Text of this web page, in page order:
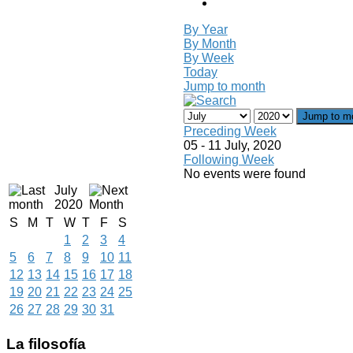
By Year
By Month
By Week
Today
Jump to month
Jump to
Preceding Week
05 - 11 July, 2020
Following Week
No events were found
July
2020
S
M T W T F
S
1
2 3
4
5
6 7 8 9 10 11
12 13 14 15 16 17 18
19 20 21 22 23 24 25
26 27 28 29 30 31
La filosofía